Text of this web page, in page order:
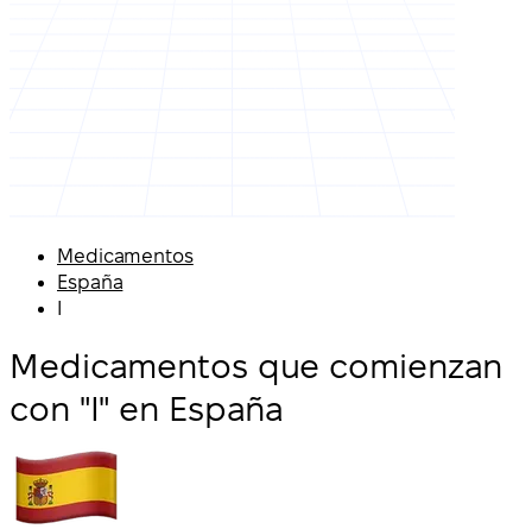
Medicamentos
España
Medicamentos que comienzan
con "I" en España